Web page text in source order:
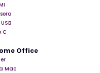
C
Office
Mac